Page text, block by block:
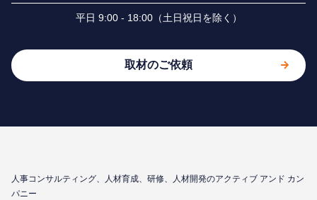
平⽇ 9:00 - 18:00（⼟⽇祝⽇を除く）
取材のご依頼
⼈事コンサルティング、⼈材育成、研修、⼈材開発のアクティブ アンド カン
パニー